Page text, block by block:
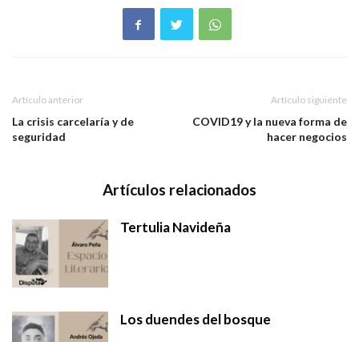
Artículo anterior
La crisis carcelaría y de
seguridad
Artículo siguiente
COVID19 y la nueva forma de
hacer negocios
Artículos relacionados
Tertulia Navideña
Los duendes del bosque